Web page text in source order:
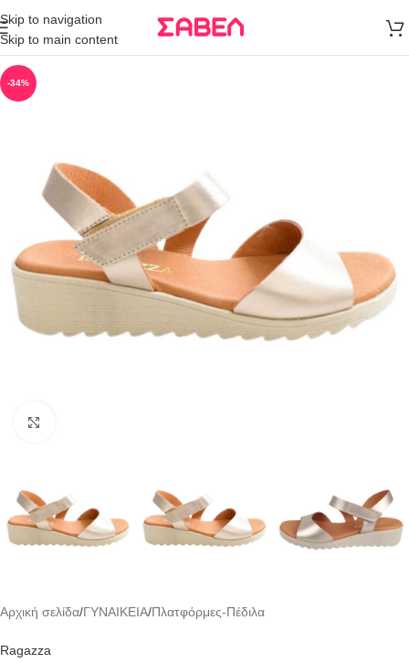
Skip to navigation
Skip to main content
άνω των 80€
Παραγγελία
-34%
Αρχική σελίδα/ΓΥΝΑΙΚΕΙΑ/Πλατφόρμες-Πέδιλα
Ragazza